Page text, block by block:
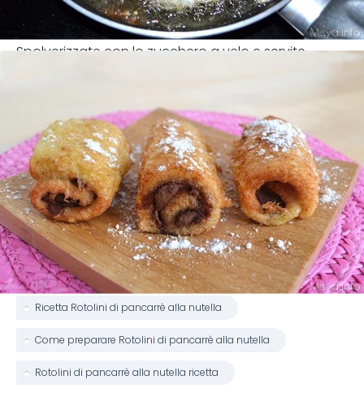
Spolverizzate con lo zucchero a velo e servite
Ricetta Rotolini di pancarrè alla nutella
Come preparare Rotolini di pancarrè alla nutella
Rotolini di pancarrè alla nutella ricetta